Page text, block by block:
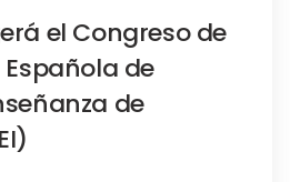
el Congreso de
de
de